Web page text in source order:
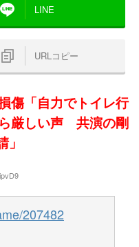
LINE
URLコピー
傷「自力でトイレ行
厳しい声 共演の剛
207482